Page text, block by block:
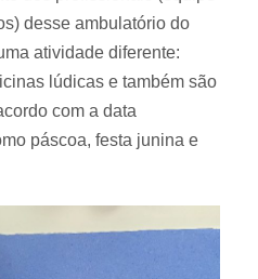
desse ambulatório do
atividade diferente:
lúdicas e também são
com a data
páscoa, festa junina e